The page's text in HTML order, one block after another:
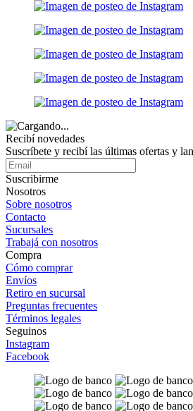
Recibí novedades
Suscríbete y recibí las últimas ofertas y
Suscribirme
Nosotros
Sobre nosotros
Contacto
Sucursales
Trabajá con nosotros
Compra
Cómo comprar
Envíos
Retiro en sucursal
Preguntas frecuentes
Términos legales
Seguinos
Instagram
Facebook